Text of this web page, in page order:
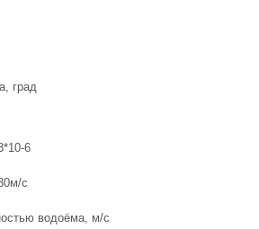
град
6
с
водоёма, м/с